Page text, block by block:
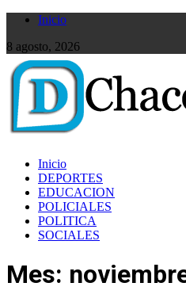
Inicio
8 agosto, 2026
Inicio
DEPORTES
EDUCACION
POLICIALES
POLITICA
SOCIALES
Mes: